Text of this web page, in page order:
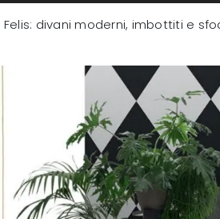
divani moderni, imbottiti e